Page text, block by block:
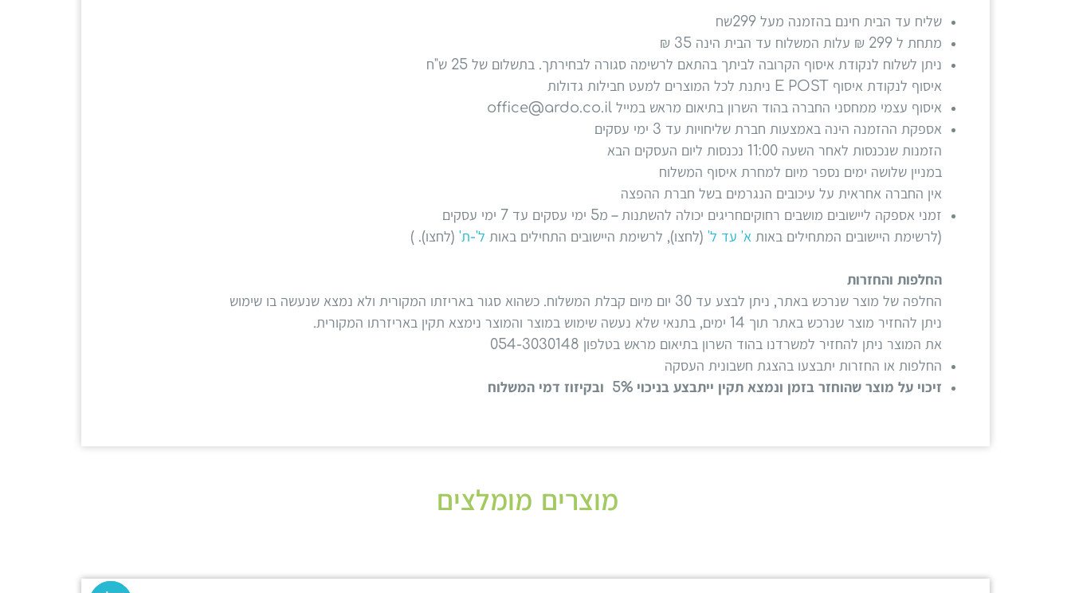
שליח עד הבית חינם בהזמנה מעל 299שח
מתחת ל 299 ₪ עלות המשלוח עד הבית הינה 35 ₪
ניתן לשלוח לנקודת איסוף הקרובה לביתך בהתאם לרשימה סגורה לבחירתך. בתשלום של 25 ש"ח
איסוף לנקודת איסוף E POST ניתנת לכל המוצרים למעט חבילות גדולות
איסוף עצמי ממחסני החברה בהוד השרון בתיאום מראש במייל office@ardo.co.il
אספקת ההזמנה הינה באמצעות חברת שליחויות עד 3 ימי עסקים
הזמנות שנכנסות לאחר השעה 11:00 נכנסות ליום העסקים הבא
במניין שלושה ימים נספר מיום למחרת איסוף המשלוח
אין החברה אחראית על עיכובים הנגרמים בשל חברת ההפצה
זמני אספקה ליישובים מושבים רחוקיםחריגים יכולה להשתנות – מ5 ימי עסקים עד 7 ימי עסקים
(לרשימת היישובים המתחילים באות א' עד ל' (לחצו), לרשימת היישובים התחילים באות ל'-ת' (לחצו). )
החלפות והחזרות
החלפה של מוצר שנרכש באתר, ניתן לבצע עד 30 יום מיום קבלת המשלוח. כשהוא סגור באריזתו המקורית ולא נמצא שנעשה בו שימוש
ניתן להחזיר מוצר שנרכש באתר תוך 14 ימים, בתנאי שלא נעשה שימוש במוצר והמוצר נימצא תקין באריזרתו המקורית.
את המוצר ניתן להחזיר למשרדנו בהוד השרון בתיאום מראש בטלפון 054-3030148
החלפות או החזרות יתבצעו בהצגת חשבונית העסקה
זיכוי על מוצר שהוחזר בזמן ונמצא תקין ייתבצע בניכוי 5% ובקיזוז דמי המשלוח
מוצרים מומלצים